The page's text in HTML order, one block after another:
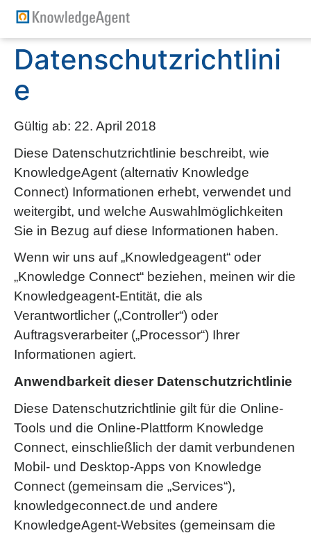
Datenschutzrichtlini
e
Gültig ab: 22. April 2018
Diese Datenschutzrichtlinie beschreibt, wie
KnowledgeAgent (alternativ Knowledge
Connect) Informationen erhebt, verwendet und
weitergibt, und welche Auswahlmöglichkeiten
Sie in Bezug auf diese Informationen haben.
Wenn wir uns auf „Knowledgeagent“ oder
„Knowledge Connect“ beziehen, meinen wir die
Knowledgeagent-Entität, die als
Verantwortlicher („Controller“) oder
Auftragsverarbeiter („Processor“) Ihrer
Informationen agiert.
Anwendbarkeit dieser Datenschutzrichtlinie
Diese Datenschutzrichtlinie gilt für die Online-
Tools und die Online-Plattform Knowledge
Connect, einschließlich der damit verbundenen
Mobil- und Desktop-Apps von Knowledge
Connect (gemeinsam die „Services“),
knowledgeconnect.de und andere
KnowledgeAgent-Websites (gemeinsam die